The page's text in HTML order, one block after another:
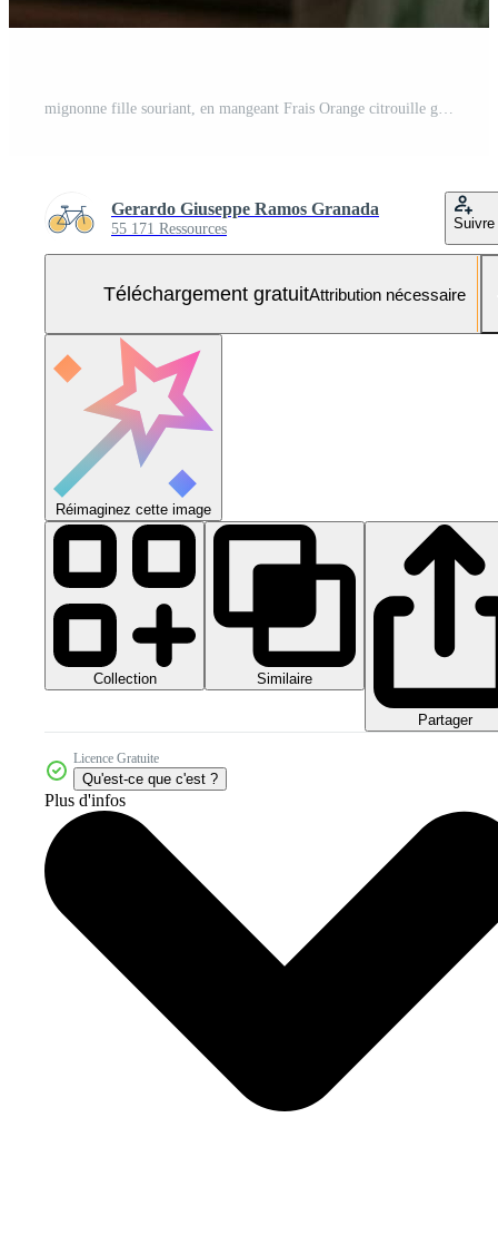
mignonne fille souriant, en mangeant Frais Orange citrouille généré par ai Photo Gratuite
Gerardo Giuseppe Ramos Granada
55 171 Ressources Suivre
Téléchargement gratuitAttribution nécessaire
Réimaginez cette image
Collection Similaire
Partager
Licence Gratuite
Qu'est-ce que c'est ?
Plus d'infos